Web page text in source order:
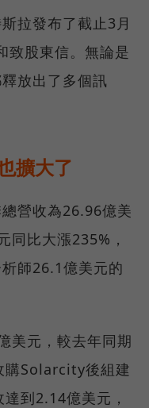
拉發布了截止3月
致股東信。無論是
放出了多個訊
擴大了
營收為26.96億美
同比大漲235%，
師26.1億美元的
美元，較去年同期
購Solarcity後組建
到2.14億美元，